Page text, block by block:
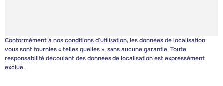
Conformément à nosconditions d’utilisation, les données de localisation
vous sont fournies « telles quelles », sans aucune garantie. Toute
responsabilité découlant des données de localisation est expressément
exclue.